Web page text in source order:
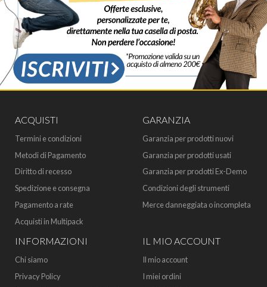
ACQUISTI
Termini e condizioni
Metodi di Pagamento
Diritto di recesso
Spedizione e consegna
Pagamento a rate
Acquisti in Multipack
GARANZIA
Garanzia per prodotti nuovi
Garanzia per prodotti usati
Garanzia per prodotti Ex-Demo
Condizioni degli strumenti
Merce danneggiata o incompleta
INFORMAZIONI
Chi siamo
Privacy Policy
IL MIO ACCOUNT
Il mio account
I miei ordini